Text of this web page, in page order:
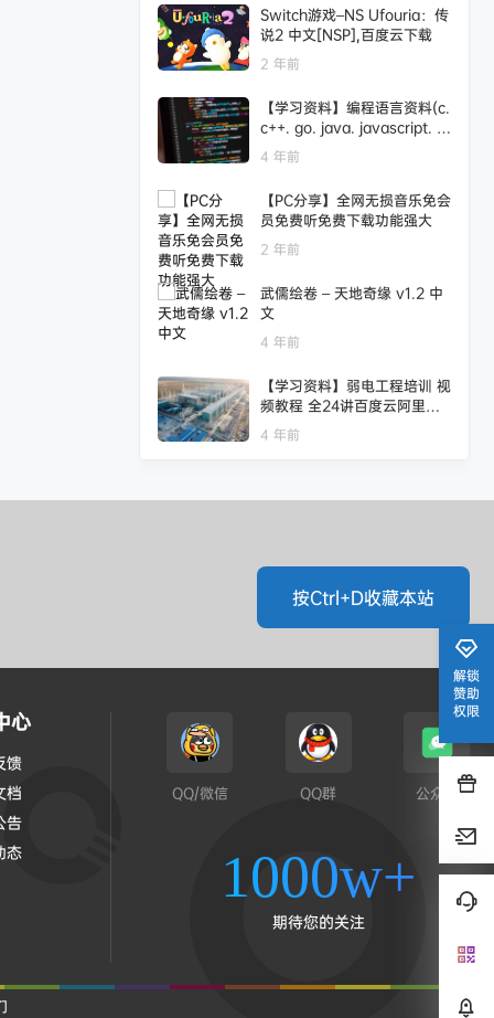
Switch游戏–NS Ufouria：传
说2 中文[NSP],百度云下载
2 年前
【学习资料】编程语言资料(c.
c++. go. java. javascript. p
ython等60多种语言合集)百
度云阿里云下载
4 年前
【PC分享】全网无损音乐免会
员免费听免费下载功能强大
2 年前
武儒绘卷 – 天地奇缘 v1.2 中
文
4 年前
【学习资料】弱电工程培训 视
频教程 全24讲百度云阿里云
下载
4 年前
解锁
赞助
权限
按Ctrl+D收藏本站
心
馈
档
告
态
QQ/微信 QQ群 公众号
1000w+
期待您的关注